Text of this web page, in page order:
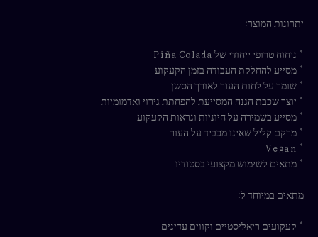
יתרונות המוצר:
* ניחוח טרופי ייחודי של Piña Colada
* מסייע להחלקת העבודה בזמן הקעקוע
* שומר על לחות העור לאורך הסשן
* יוצר שכבת הגנה המסייעת להפחתת גירוי ואדמומיות
* מסייע בשמירה על חיוניות ונראות הקעקוע
* מרקם קליל שאינו מכביד על העור
* Vegan
* מתאים לשימוש מקצועי בסטודיו
מתאים במיוחד ל:
* קעקועים ריאליסטיים וקווים עדינים